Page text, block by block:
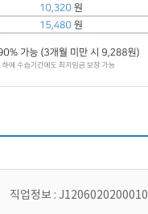
직업정보 : J1206020200010